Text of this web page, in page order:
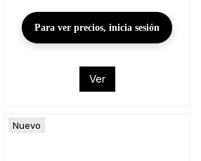
Para ver precios, inicia sesión
Ver
Nuevo